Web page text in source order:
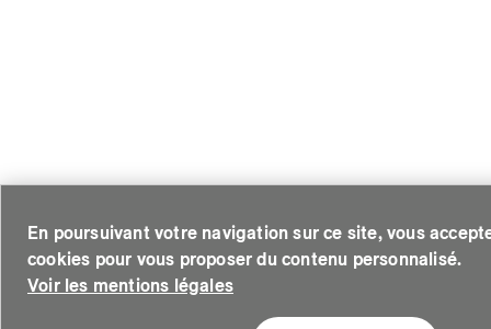
En poursuivant votre navigation sur ce site, vous
cookies pour vous proposer du contenu personnalisé.
Voir les mentions légales
Ou si vous souhaitez quand même continuer, cliquez sur le
Ne plus demander